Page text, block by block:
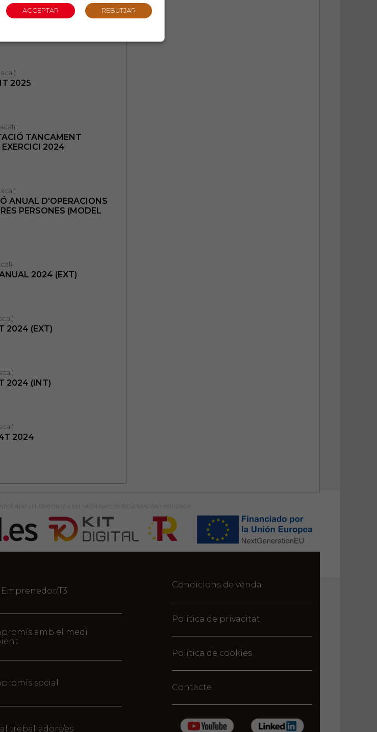
2025
TANCAMENT
2024
ANUAL D'OPERACIONS
PERSONES (MODEL
2024 (EXT)
2024 (EXT)
2024 (INT)
2024
NEXT GENERATION (EU) DEL MECANISMO DE RECUPERACIÓN Y RESILENCIA
Emprenedor/T3
amb el medi
social
treballadors/es
Condicions de venda
Política de privacitat
Política de cookies
Contacte